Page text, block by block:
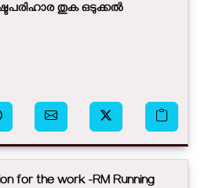
തുക ഒടുക്കൽ
for the work -RM Running